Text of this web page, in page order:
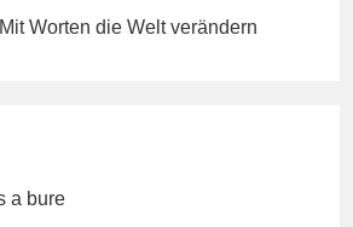
Mit Worten die Welt verändern